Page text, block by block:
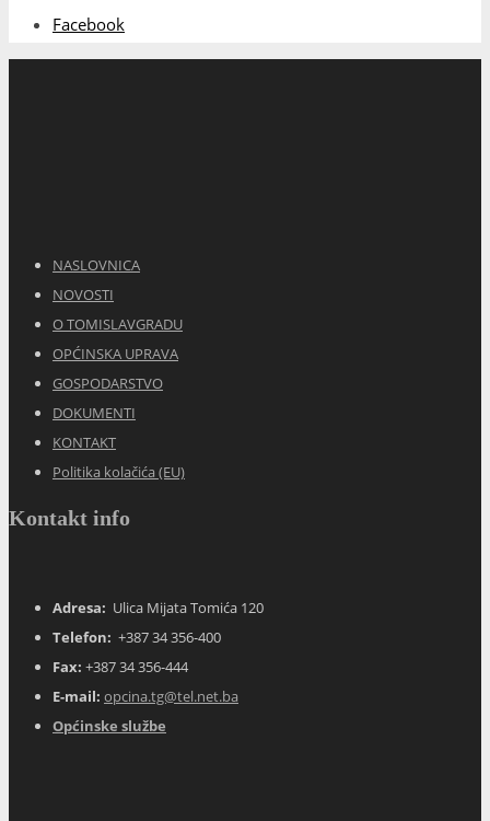
Facebook
NASLOVNICA
NOVOSTI
O TOMISLAVGRADU
OPĆINSKA UPRAVA
GOSPODARSTVO
DOKUMENTI
KONTAKT
Politika kolačića (EU)
Kontakt info
Adresa: Ulica Mijata Tomića 120
Telefon: +387 34 356-400
Fax: +387 34 356-444
E-mail: opcina.tg@tel.net.ba
Općinske službe